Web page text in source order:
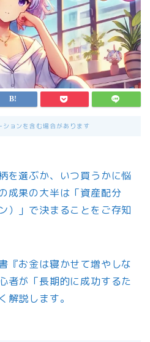
ョンを含む場合があります
を選ぶか、いつ買うかに悩
成果の大半は「資産配分
）」で決まることをご存知
『お金は寝かせて増やしな
者が「長期的に成功するた
解説します。